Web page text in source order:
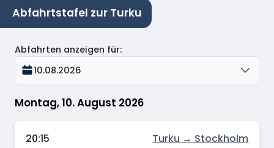
Abfahrtstafel zur Turku
Montag, 10. August 2026
Abfahrten anzeigen für:
10.08.2026
20:15 Turku → Stockholm